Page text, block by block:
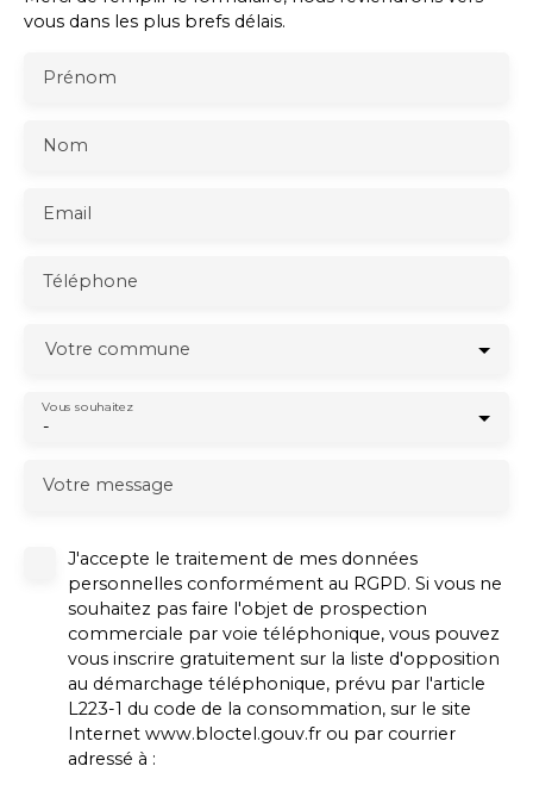
vous dans les plus brefs délais.
Prénom
Nom
Email
Téléphone
Votre commune
-
Vous souhaitez
Votre message
J'accepte le traitement de mes données
personnelles conformément au RGPD. Si vous ne
souhaitez pas faire l'objet de prospection
commerciale par voie téléphonique, vous pouvez
vous inscrire gratuitement sur la liste d'opposition
au démarchage téléphonique, prévu par l'article
L223-1 du code de la consommation, sur le site
Internet www.bloctel.gouv.fr ou par courrier
adressé à :